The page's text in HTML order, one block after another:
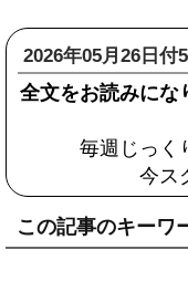
2026年05月26日付
全文をお読みにな
毎週じっく
今ス
この記事のキーワ